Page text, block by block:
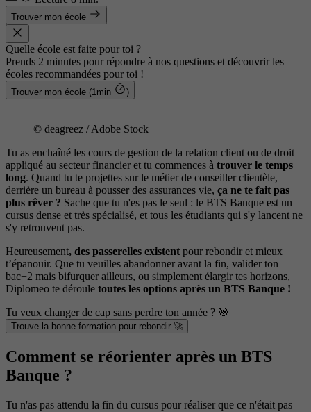
Trouver mon école
Quelle école est faite pour toi ?
Prends 2 minutes pour répondre à nos questions et découvrir les
écoles recommandées pour toi !
Trouver mon école (1min )
© deagreez / Adobe Stock
Tu as enchaîné les cours de gestion de la relation client ou de droit
appliqué au secteur financier et tu commences à trouver le temps
long. Quand tu te projettes sur le métier de conseiller clientèle,
derrière un bureau à pousser des assurances vie, ça ne te fait pas
plus rêver ? Sache que tu n'es pas le seul : le BTS Banque est un
cursus dense et très spécialisé, et tous les étudiants qui s'y lancent ne
s'y retrouvent pas.
Heureusement, des passerelles existent pour rebondir et mieux
t’épanouir. Que tu veuilles abandonner avant la fin, valider ton
bac+2 mais bifurquer ailleurs, ou simplement élargir tes horizons,
Diplomeo te déroule toutes les options après un BTS Banque !
Tu veux changer de cap sans perdre ton année ? 🎯
Trouve la bonne formation pour rebondir 🚀
Comment se réorienter après un BTS
Banque ?
Tu n'as pas attendu la fin du cursus pour réaliser que ce n'était pas